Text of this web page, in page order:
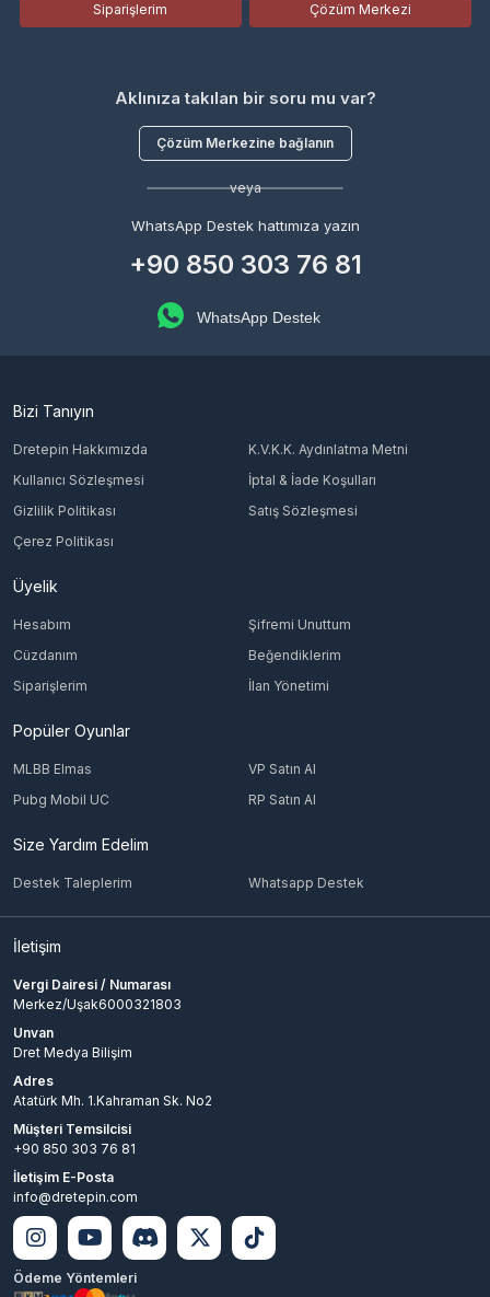
Siparişlerim Çözüm Merkezi
Aklınıza takılan bir soru mu var?
Çözüm Merkezine bağlanın
veya
WhatsApp Destek hattımıza yazın
+90 850 303 76 81
WhatsApp Destek
Bizi Tanıyın
Dretepin Hakkımızda
K.V.K.K. Aydınlatma Metni
Kullanıcı Sözleşmesi
İptal & İade Koşulları
Gizlilik Politikası
Satış Sözleşmesi
Çerez Politikası
Üyelik
Hesabım
Şifremi Unuttum
Cüzdanım
Beğendiklerim
Siparişlerim
İlan Yönetimi
Popüler Oyunlar
MLBB Elmas
VP Satın Al
Pubg Mobil UC
RP Satın Al
Size Yardım Edelim
Destek Taleplerim Whatsapp Destek
İletişim
Vergi Dairesi / Numarası
Merkez/Uşak6000321803
Unvan
Dret Medya Bilişim
Adres
Atatürk Mh. 1.Kahraman Sk. No2
Müşteri Temsilcisi
+90 850 303 76 81
İletişim E-Posta
info@dretepin.com
Ödeme Yöntemleri